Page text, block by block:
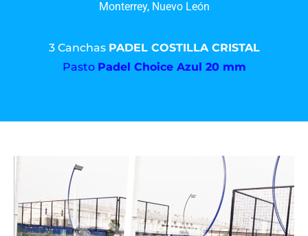
Monterrey, Nuevo León
3 Canchas PADEL COSTILLA CRISTAL
Pasto Padel Choice Azul 20 mm